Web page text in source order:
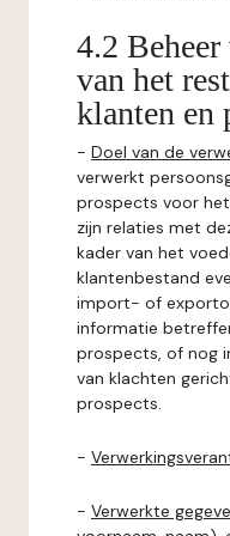
4.2
van het
klanten en
- Doel van de
verwerkt
prospects voor
zijn relaties met
kader van het
klantenbestand
import- of
informatie
prospects, of nog
van klachten
prospects.
-
- Verwerkte